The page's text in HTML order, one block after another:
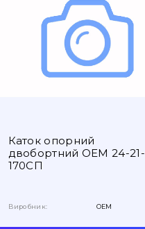
Каток опорний
двобортний OEM 24-21-
170СП
Виробник: OEM